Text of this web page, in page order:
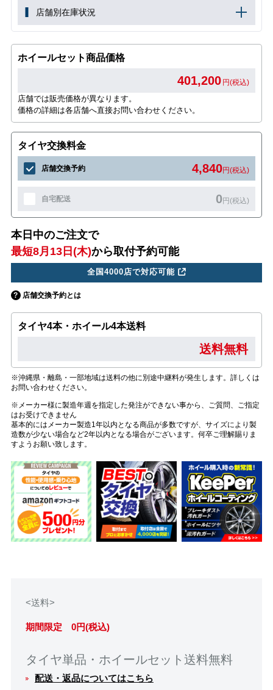
店舗別在庫状況
ホイールセット商品価格
401,200 円(税込)
店舗では販売価格が異なります。
価格の詳細は各店舗へ直接お問い合わせください。
タイヤ交換料金
店舗交換予約 4,840円(税込)
自宅配送 0円(税込)
本日中のご注文で
最短8月13日(木)から取付予約可能
全国4000店で対応可能
店舗交換予約とは
タイヤ4本・ホイール4本送料
送料無料
※沖縄県・離島・一部地域は送料の他に別途中継料が発生します。詳しくは
お問い合わせください。
※メーカー様に製造年週を指定した発注ができない事から、ご質問、ご指定
はお受けできません
基本的にはメーカー製造1年以内となる商品が多数ですが、サイズにより製
造数が少ない場合など2年以内となる場合がございます。何卒ご理解賜りま
すようお願い致します。
<送料>
期間限定 0円(税込)
タイヤ単品・ホイールセット送料無料
配送・返品についてはこちら